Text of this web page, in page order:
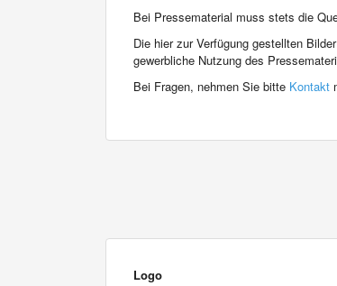
Bei Pressematerial muss stets die
Die hier zur Verfügung gestellten
gewerbliche Nutzung des
Bei Fragen, nehmen Sie bitte Kontakt
Logo